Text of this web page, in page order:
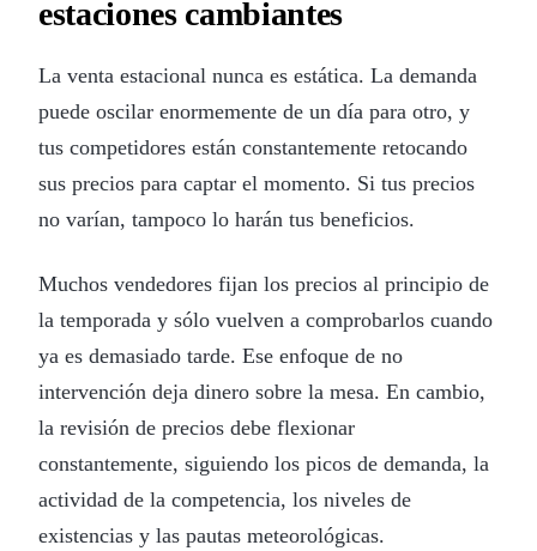
estaciones cambiantes
La venta estacional nunca es estática. La demanda
puede oscilar enormemente de un día para otro, y
tus competidores están constantemente retocando
sus precios para captar el momento. Si tus precios
no varían, tampoco lo harán tus beneficios.
Muchos vendedores fijan los precios al principio de
la temporada y sólo vuelven a comprobarlos cuando
ya es demasiado tarde. Ese enfoque de no
intervención deja dinero sobre la mesa. En cambio,
la revisión de precios debe flexionar
constantemente, siguiendo los picos de demanda, la
actividad de la competencia, los niveles de
existencias y las pautas meteorológicas.